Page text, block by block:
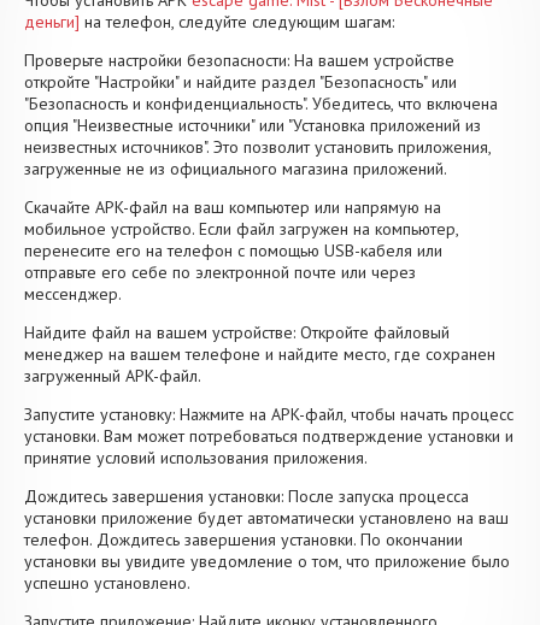
деньги] на телефон, следуйте следующим шагам:
Проверьте настройки безопасности: На вашем устройстве
откройте "Настройки" и найдите раздел "Безопасность" или
"Безопасность и конфиденциальность". Убедитесь, что включена
опция "Неизвестные источники" или "Установка приложений из
неизвестных источников". Это позволит установить приложения,
загруженные не из официального магазина приложений.
Скачайте APK-файл на ваш компьютер или напрямую на
мобильное устройство. Если файл загружен на компьютер,
перенесите его на телефон с помощью USB-кабеля или
отправьте его себе по электронной почте или через
мессенджер.
Найдите файл на вашем устройстве: Откройте файловый
менеджер на вашем телефоне и найдите место, где сохранен
загруженный APK-файл.
Запустите установку: Нажмите на APK-файл, чтобы начать процесс
установки. Вам может потребоваться подтверждение установки и
принятие условий использования приложения.
Дождитесь завершения установки: После запуска процесса
установки приложение будет автоматически установлено на ваш
телефон. Дождитесь завершения установки. По окончании
установки вы увидите уведомление о том, что приложение было
успешно установлено.